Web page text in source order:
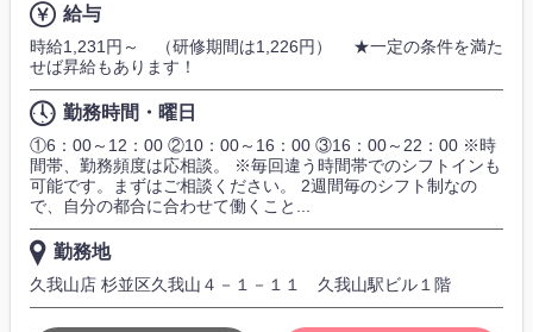
給与
時給1,231円～ （研修期間は1,226円） ★一定の条件を満た
せば昇給もあります！
勤務時間・曜日
①6：00～12：00 ②10：00～16：00 ③16：00～22：00 ※時
間帯、勤務頻度は応相談。 ※毎回違う時間帯でのシフトインも
可能です。まずはご相談ください。 2週間毎のシフト制なの
で、自分の都合に合わせて働くこと...
勤務地
久我山店 杉並区久我山４－１－１１ 久我山駅ビル１階